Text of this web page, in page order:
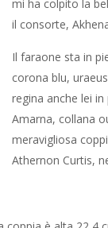
mi ha colpito la
il consorte,
Il faraone sta in
corona blu,
regina anche lei
Amarna, collana
meravigliosa
Athernon Curtis,